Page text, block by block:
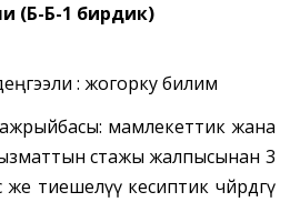
(Б-Б-1 бирдик)
: жогорку билим
мамлекеттик жана
стажы жалпысынан 3
тиешелүү кесиптик чөйрөдөгү